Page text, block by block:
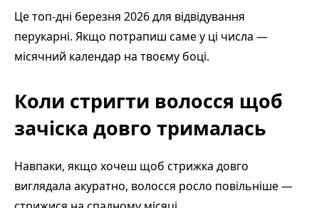
Це топ-дні березня 2026 для відвідування
перукарні. Якщо потрапиш саме у ці числа —
місячний календар на твоєму боці.
Коли стригти волосся щоб
зачіска довго трималась
Навпаки, якщо хочеш щоб стрижка довго
виглядала акуратно, волосся росло повільніше —